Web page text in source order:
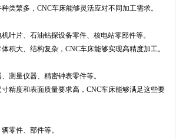
类繁多，CNC车床能够灵活应对不同加工需求。
叶片、石油钻探设备零件、核电站零部件等。
积大、结构复杂，CNC车床能够实现高精度加工。
测量仪器、精密钟表零件等。
精度和表面质量要求高，CNC车床能够满足这些要
零件、部件等。